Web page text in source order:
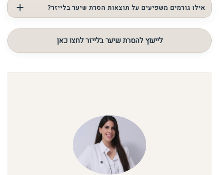
כן, אך יש להתאים את הזמנים בין הטיפולים.
אילו גורמים משפיעים על תוצאות הסרת שיער בלייזר?
גורמים הורמונליים, גוון השיער, סוג העור ואזור הטיפול משפיעים
על התוצאה. גם שינויים פיזיולוגיים יכולים להשפיע על קצב
הצמיחה. חשוב להבין כי כל אדם מגיב אחרת ולכן התוצאה
לייעוץ להסרת שיער בלייזר לחצו כאן